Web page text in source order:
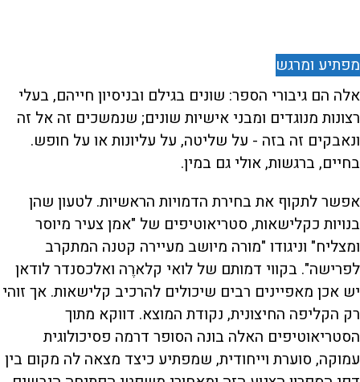
מפתיע ומרגש
אלה הם גיבורי הספר: שונים בגילם ובניסיון חייהם, בעלי
רצונות מנוגדים ומבני אישיות שונים; שנמשכים זה אל זה
ונאבקים זה בזה - על שליטה, על עליונות או על חופש.
בחיים, ברגשות, אולי גם במין.
אפשר לתקוף את בחירת הדמויות הראשיות. לטעון שהן
בנויות כקלישאות, סטריאוטיפים של "אמן צעיר מיוסר
ומצליח" וניגודו "מורה מיושב מעיירה קטנה המתקרב
לפרישה". בקווי דמותם של לואי קלארֶה ואלכסנדר לודאן
יש אכן מאפיינים רבים שיכולים להרכיב קלישאות. אך זוהי
רק הקליפה החיצונית, נקודת המוצא. דווקא מתוך
הסטריאוטיפים האלה בונה הסופר דרמה פסיכולוגית
עמוקה, סוערת וייחודית, שמפתיע כיצד מצאה לה מקום בין